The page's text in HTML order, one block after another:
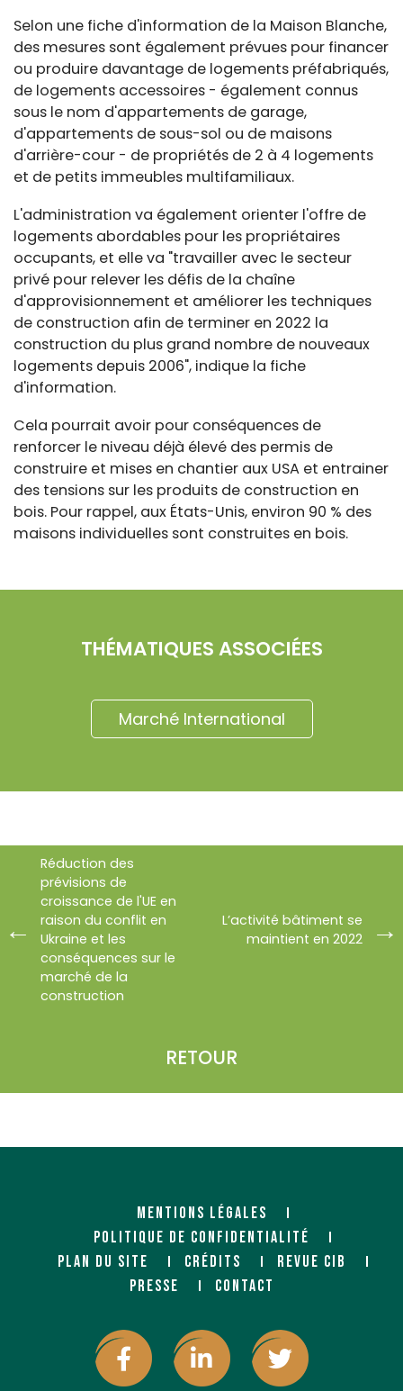
Selon une fiche d'information de la Maison Blanche,
des mesures sont également prévues pour financer
ou produire davantage de logements préfabriqués,
de logements accessoires - également connus
sous le nom d'appartements de garage,
d'appartements de sous-sol ou de maisons
d'arrière-cour - de propriétés de 2 à 4 logements
et de petits immeubles multifamiliaux.
L'administration va également orienter l'offre de
logements abordables pour les propriétaires
occupants, et elle va "travailler avec le secteur
privé pour relever les défis de la chaîne
d'approvisionnement et améliorer les techniques
de construction afin de terminer en 2022 la
construction du plus grand nombre de nouveaux
logements depuis 2006", indique la fiche
d'information.
Cela pourrait avoir pour conséquences de
renforcer le niveau déjà élevé des permis de
construire et mises en chantier aux USA et entrainer
des tensions sur les produits de construction en
bois. Pour rappel, aux États-Unis, environ 90 % des
maisons individuelles sont construites en bois.
THÉMATIQUES ASSOCIÉES
Marché International
Réduction des
prévisions de
croissance de l'UE en
raison du conflit en
Ukraine et les
conséquences sur le
marché de la
construction
RETOUR
L’activité bâtiment se
maintient en 2022
MENTIONS LÉGALES
POLITIQUE DE CONFIDENTIALITÉ
PLAN DU SITE
CRÉDITS
REVUE CIB
PRESSE
CONTACT